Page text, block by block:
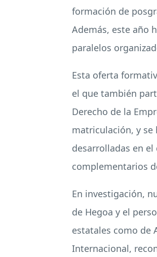
formación de
Además, este año
paralelos
Esta oferta
el que también
Derecho de la
matriculación, y se
desarrolladas en
complementarios
En investigación,
de Hegoa y el
estatales como de
Internacional,